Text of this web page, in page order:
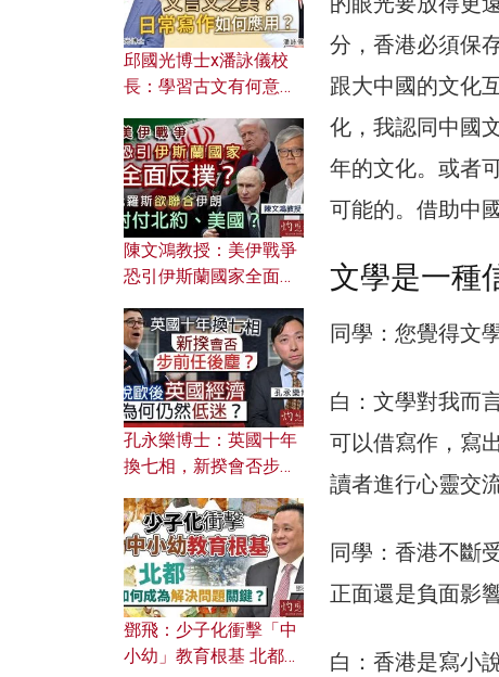
分，香港必須保
跟大中國的文化
化，我認同中國
年的文化。或者
可能的。借助中
文學是一種
同學：您覺得文
白：文學對我而
可以借寫作，寫
讀者進行心靈交
同學：香港不斷
正面還是負面影
白：香港是寫小
邱國光博士x潘詠儀校
長：學習古文有何意
文之美？ 日常寫作如何
應用？
陳文鴻教授：美伊戰爭
恐引伊斯蘭國家全面反
對付北約美國？
孔永樂博士：英國十年
換七相，新揆會否步前
濟為何仍然低迷？
鄧飛：少子化衝擊「中
小幼」教育根基 北都如